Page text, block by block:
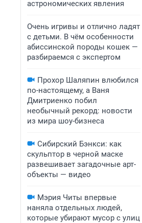
астрономических явления
Очень игривы и отлично ладят
с детьми. В чём особенности
абиссинской породы кошек —
разбираемся с экспертом
Прохор Шаляпин влюбился
по-настоящему, а Ваня
Дмитриенко побил
необычный рекорд: новости
из мира шоу-бизнеса
Сибирский Бэнкси: как
скульптор в черной маске
развешивает загадочные арт-
объекты — видео
Мэрия Читы впервые
наняла отдельных людей,
которые убирают мусор с улиц